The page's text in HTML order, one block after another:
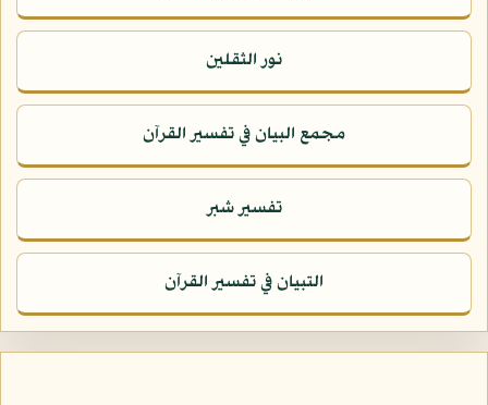
نور الثقلين
مجمع البيان في تفسير القرآن
تفسير شبر
التبيان في تفسير القرآن